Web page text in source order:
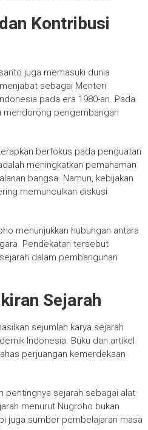
Kontribusi
juga memasuki dunia
sebagai Menteri
pada era 1980-an. Pada
mendorong pengembangan
berfokus pada penguatan
meningkatkan pemahaman
bangsa. Namun, kebijakan
memunculkan diskusi
menunjukkan hubungan antara
Pendekatan tersebut
dalam pembangunan
Sejarah
sejumlah karya sejarah
Indonesia. Buku dan artikel
perjuangan kemerdekaan
pentingnya sejarah sebagai alat
menurut Nugroho bukan
juga sumber pembelajaran masa